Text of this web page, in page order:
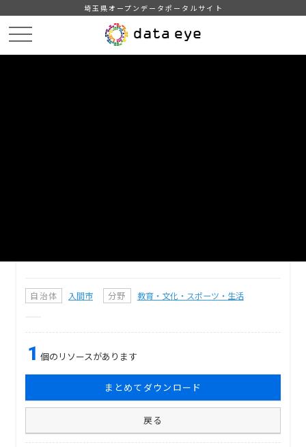
埼玉県オープンデータポータルサイト
自治体 入間市 分野 教育・文化・スポーツ・生活
1 個のリソースがあります
まとめてダウンロード
戻る